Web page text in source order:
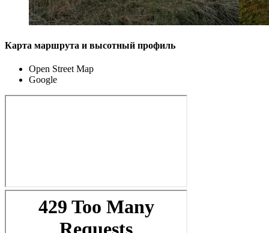
Карта маршрута и высотный профиль
Open Street Map
Google